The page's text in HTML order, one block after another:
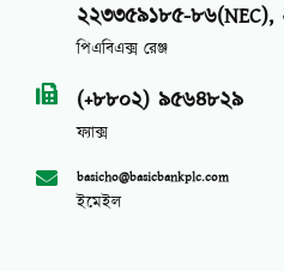
২২৩৩৫৯১৮৫-
পিএবিএক্স রেঞ্জ
(+৮৮০২) ৯৫৬৪৮২৯
ফ্যাক্স
basicho@basicbankplc.com
ইমেইল